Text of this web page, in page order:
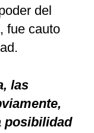
del
, fue cauto
las
posibilidad